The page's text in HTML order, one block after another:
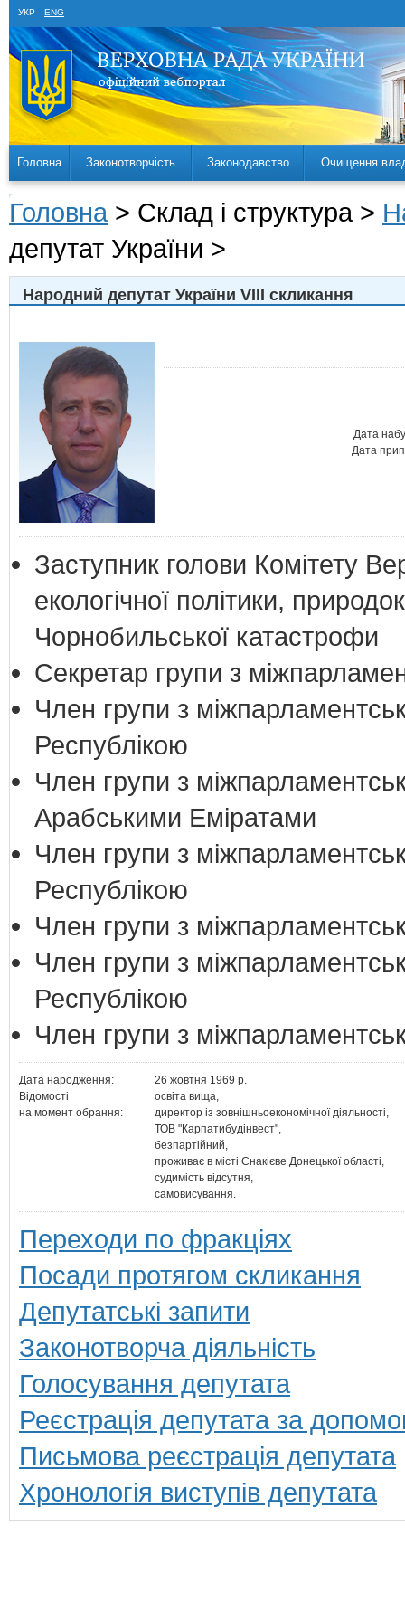
УКР ENG
Головна Законотворчість Законодавство Очищення
Головна > Склад і структура >
депутат України >
Народний депутат України VIII скликання
Дата
Дата
Заступник голови Комітету
екологічної політики,
Чорнобильської катастрофи
Секретар групи з
Член групи з
Республікою
Член групи з
Арабськими Еміратами
Член групи з
Республікою
Член групи з
Член групи з
Республікою
Член групи з
Дата народження:
26 жовтня 1969 р.
Відомості
на момент обрання:
освіта вища,
директор із зовнішньоекономічної діяльності,
ТОВ "Карпатибудінвест",
безпартійний,
проживає в місті Єнакієве Донецької області,
судимість відсутня,
самовисування.
Переходи по фракціях
Посади протягом скликання
Депутатські запити
Законотворча діяльність
Голосування депутата
Реєстрація депутата за
Письмова реєстрація депутата
Хронологія виступів депутата